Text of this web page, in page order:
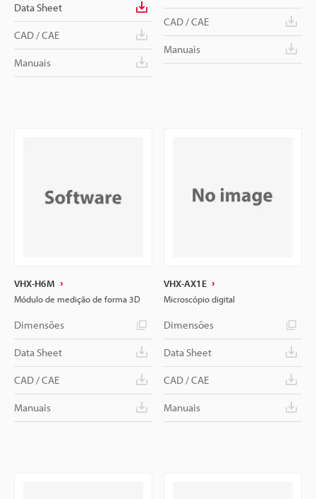
Data Sheet
CAD / CAE
Manuais
CAD / CAE
Manuais
VHX-H6M
Módulo de medição de forma 3D
Dimensões
Data Sheet
CAD / CAE
Manuais
VHX-AX1E
Microscópio digital
Dimensões
Data Sheet
CAD / CAE
Manuais